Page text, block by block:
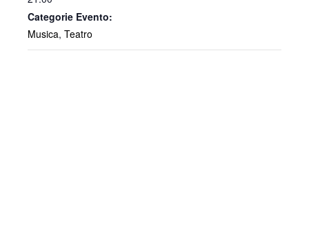
Categorie Evento:
Musica, Teatro